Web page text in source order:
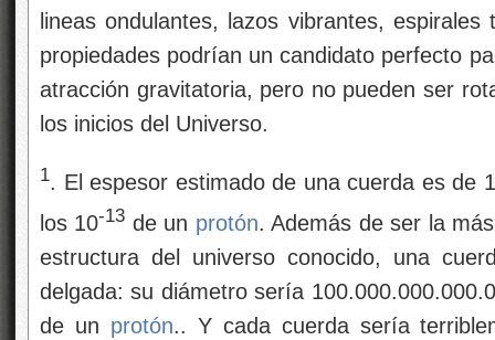
lineas ondulantes, lazos vibrantes,
propiedades podrían un candidato perfecto
atracción gravitatoria, pero no pueden ser
los inicios del Universo.
1 . El espesor estimado de una cuerda es de
los 10-13 de un protón. Además de ser la
estructura del universo conocido, una
delgada: su diámetro sería
de un protón.. Y cada cuerda sería